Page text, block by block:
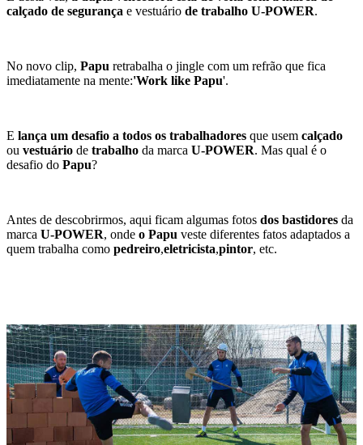
calçado de segurança e vestuário de trabalho U-POWER.
No novo clip, Papu retrabalha o jingle com um refrão que fica
imediatamente na mente:'Work like Papu'.
E lança um desafio a todos os trabalhadores que usem calçado
ou vestuário de trabalho da marca U-POWER. Mas qual é o
desafio do Papu?
Antes de descobrirmos, aqui ficam algumas fotos dos bastidores da
marca U-POWER, onde o Papu veste diferentes fatos adaptados a
quem trabalha como pedreiro,eletricista,pintor, etc.